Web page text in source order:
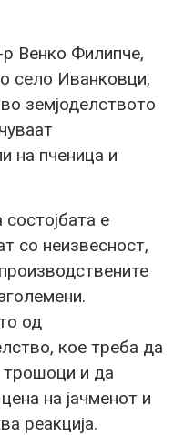
Венко Филипче,
село Иванковци,
земјоделството
на пченица и
е
со неизвесност,
од
кое треба да
трошоци и да
на јачменот и
реакција.